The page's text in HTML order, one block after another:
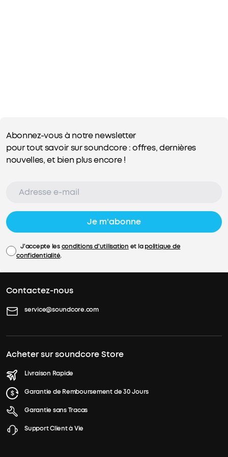
Abonnez-vous à notre newsletter
pour tout savoir sur soundcore : offres, dernières
nouvelles, et bien plus encore !
Je m'abonne
J'accepte lesconditions d'utilisation et lapolitique de
confidentialité.
Contactez-nous
service@soundcore.com
Acheter sur soundcore Store
Livraison Rapide
Garantie de Remboursement de 30 Jours
Garantie sans Tracas
Support Client à Vie